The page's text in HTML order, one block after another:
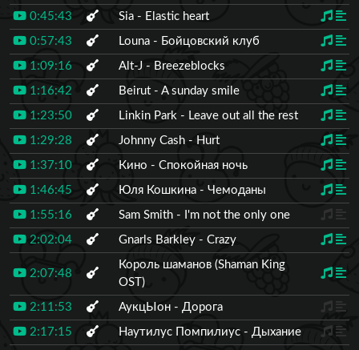
0:45:43 Sia - Elastic heart
0:57:43 Louna - Бойцовский клуб
1:09:16 Alt-J - Breezeblocks
1:16:42 Beirut - A sunday smile
1:23:50 Linkin Park - Leave out all the rest
1:29:28 Johnny Cash - Hurt
1:37:10 Кино - Спокойная ночь
1:46:45 Юля Кошкина - Чемоданы
1:55:16 Sam Smith - I'm not the only one
2:02:04 Gnarls Barkley - Crazy
2:07:48
Король шаманов (Shaman King
OST)
2:11:53 АукцЫон - Дорога
2:17:15 Наутилус Помпилиус - Дыхание